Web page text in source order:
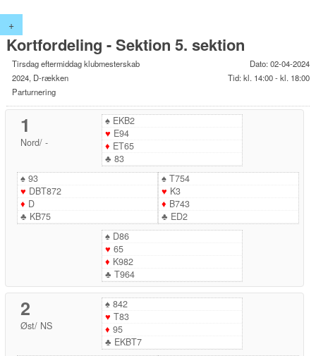
+
Kortfordeling - Sektion 5. sektion
Tirsdag eftermiddag klubmesterskab
2024, D-rækken
Parturnering
Dato: 02-04-2024
Tid: kl. 14:00 - kl. 18:00
1
Nord/ -
♠EKB2
♥ E94
♦ ET65
♣ 83
♠93
♥ DBT872
♦ D
♣ KB75
♠T754
♥ K3
♦ B743
♣ ED2
♠D86
♥ 65
♦ K982
♣ T964
2
Øst/ NS
♠842
♥ T83
♦ 95
♣ EKBT7